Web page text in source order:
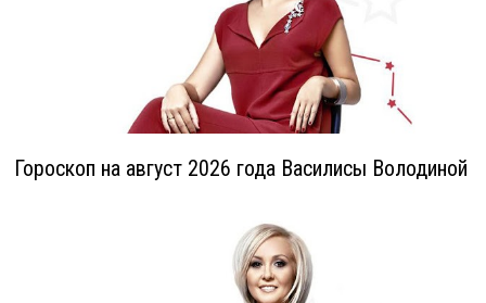
Гороскоп на август 2026 года Василисы Володиной